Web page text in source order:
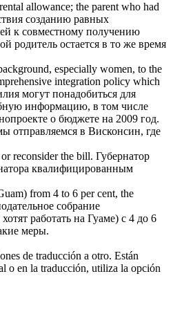
allowance; the parent who had
созданию равных
к совместному получению
родитель остается в то же время
especially women, to the
integration policy which
могут понадобиться для
информацию, в том числе
о бюджете на 2009 год.
отправляемся в Висконсин, где
reconsider the bill. Губернатор
квалифицированным
from 4 to 6 per cent, the
собрание
работать на Гуаме) с 4 до 6
меры.
de traducción a otro. Están
o en la traducción, utiliza la opción